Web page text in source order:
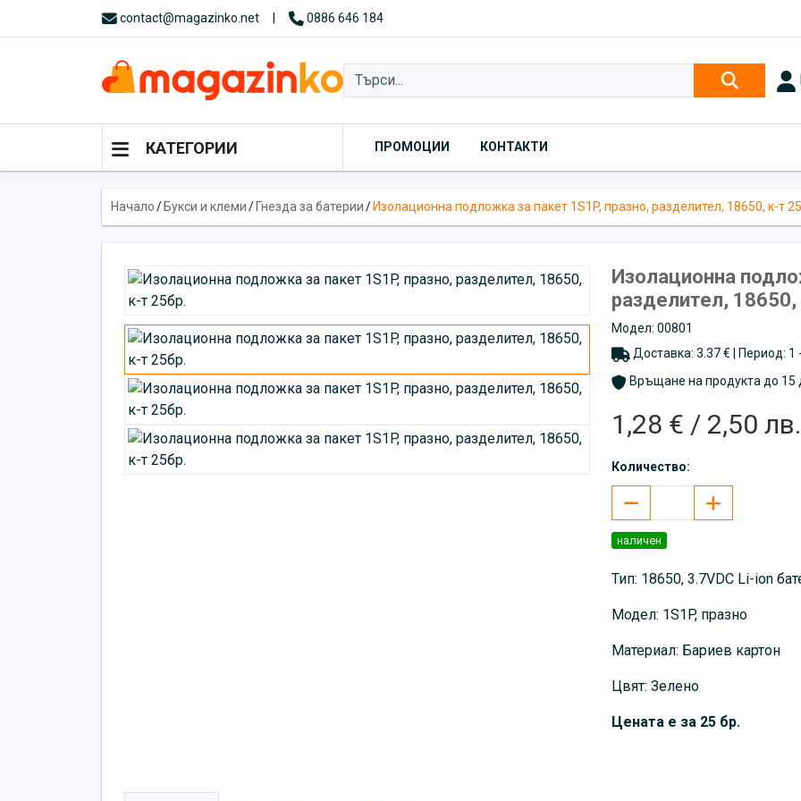
contact@magazinko.net 0886 646 184
КАТЕГОРИИ ПРОМОЦИИ КОНТАКТИ
Начало/ Букси и клеми/ Гнезда за батерии/ Изолационна подложка за пакет 1S1P, празно, разделител, 18650, к-т
Изолационна
разделител, 18650,
Модел: 00801
Доставка: 3.37 € | Период: 1
Връщане на продукта до 15
1,28 € / 2,50 лв.
Количество:
наличен
Тип: 18650, 3.7VDC Li-ion
Модел: 1S1P, празно
Материал: Бариев картон
Цвят: Зелено
Цената е за 25 бр.